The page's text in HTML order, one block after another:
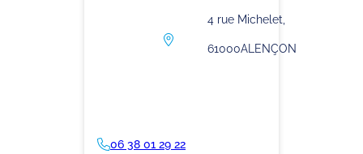
4 rue Michelet,
61000ALENÇON
06 38 01 29 22